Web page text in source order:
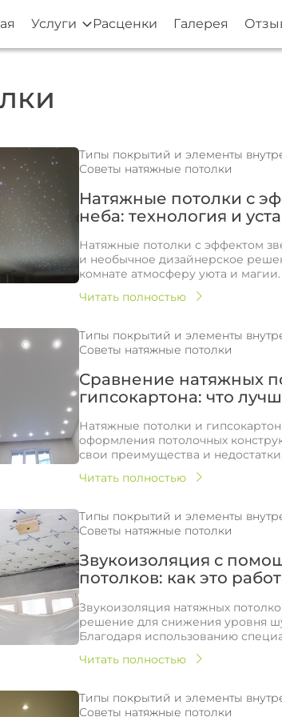
Услуги Расценки Галерея
Типы покрытий и элементы
Советы натяжные потолки
Натяжные потолки с
неба: технология и
Натяжные потолки с эффектом
и необычное дизайнерское
комнате атмосферу уюта и магии.
Читать полностью
Типы покрытий и элементы
Советы натяжные потолки
Сравнение натяжных
гипсокартона: что
Натяжные потолки и
оформления потолочных
свои преимущества и
Читать полностью
Типы покрытий и элементы
Советы натяжные потолки
Звукоизоляция с
потолков: как это
Звукоизоляция натяжных
решение для снижения уровня
Благодаря использованию
Читать полностью
Типы покрытий и элементы
Советы натяжные потолки